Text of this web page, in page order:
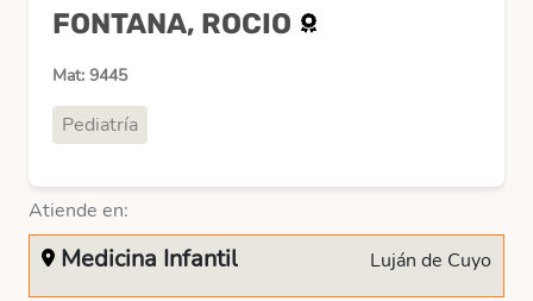
FONTANA, ROCIO
Mat: 9445
Pediatría
Atiende en:
Medicina Infantil Luján de Cuyo